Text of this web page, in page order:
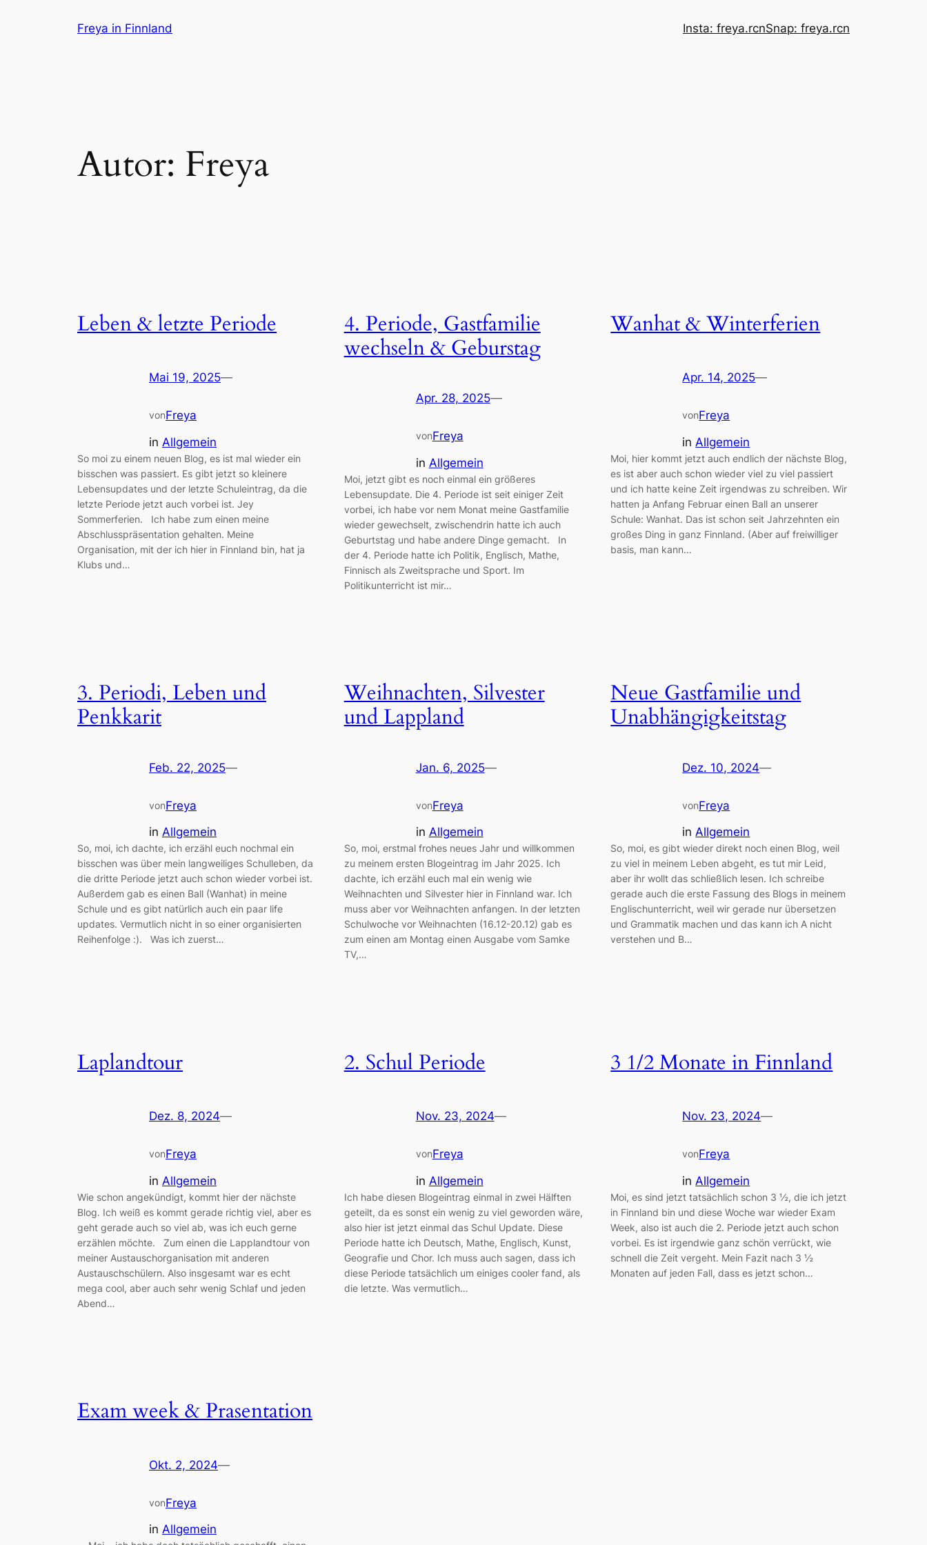
Freya in Finnland Insta: freya.rcnSnap: freya.rcn
Autor: Freya
Leben & letzte Periode
Mai 19, 2025—
vonFreya
in Allgemein
So moi zu einem neuen Blog, es ist mal wieder ein
bisschen was passiert. Es gibt jetzt so kleinere
Lebensupdates und der letzte Schuleintrag, da die
letzte Periode jetzt auch vorbei ist. Jey
Sommerferien. Ich habe zum einen meine
Abschlusspräsentation gehalten. Meine
Organisation, mit der ich hier in Finnland bin, hat ja
Klubs und…
4. Periode, Gastfamilie
wechseln & Geburstag
Apr. 28, 2025—
vonFreya
in Allgemein
Moi, jetzt gibt es noch einmal ein größeres
Lebensupdate. Die 4. Periode ist seit einiger Zeit
vorbei, ich habe vor nem Monat meine Gastfamilie
wieder gewechselt, zwischendrin hatte ich auch
Geburtstag und habe andere Dinge gemacht. In
der 4. Periode hatte ich Politik, Englisch, Mathe,
Finnisch als Zweitsprache und Sport. Im
Politikunterricht ist mir…
Wanhat & Winterferien
Apr. 14, 2025—
vonFreya
in Allgemein
Moi, hier kommt jetzt auch endlich der nächste Blog,
es ist aber auch schon wieder viel zu viel passiert
und ich hatte keine Zeit irgendwas zu schreiben. Wir
hatten ja Anfang Februar einen Ball an unserer
Schule: Wanhat. Das ist schon seit Jahrzehnten ein
großes Ding in ganz Finnland. (Aber auf freiwilliger
basis, man kann…
3. Periodi, Leben und
Penkkarit
Feb. 22, 2025—
vonFreya
in Allgemein
So, moi, ich dachte, ich erzähl euch nochmal ein
bisschen was über mein langweiliges Schulleben, da
die dritte Periode jetzt auch schon wieder vorbei ist.
Außerdem gab es einen Ball (Wanhat) in meine
Schule und es gibt natürlich auch ein paar life
updates. Vermutlich nicht in so einer organisierten
Reihenfolge :). Was ich zuerst…
Weihnachten, Silvester
und Lappland
Jan. 6, 2025—
vonFreya
in Allgemein
So, moi, erstmal frohes neues Jahr und willkommen
zu meinem ersten Blogeintrag im Jahr 2025. Ich
dachte, ich erzähl euch mal ein wenig wie
Weihnachten und Silvester hier in Finnland war. Ich
muss aber vor Weihnachten anfangen. In der letzten
Schulwoche vor Weihnachten (16.12-20.12) gab es
zum einen am Montag einen Ausgabe vom Samke
TV,…
Neue Gastfamilie und
Unabhängigkeitstag
Dez. 10, 2024—
vonFreya
inAllgemein
So, moi, es gibt wieder direkt noch einen Blog, weil
zu viel in meinem Leben abgeht, es tut mir Leid,
aber ihr wollt das schließlich lesen. Ich schreibe
gerade auch die erste Fassung des Blogs in meinem
Englischunterricht, weil wir gerade nur übersetzen
und Grammatik machen und das kann ich A nicht
verstehen und B…
Laplandtour
Dez. 8, 2024—
vonFreya
in Allgemein
Wie schon angekündigt, kommt hier der nächste
Blog. Ich weiß es kommt gerade richtig viel, aber es
geht gerade auch so viel ab, was ich euch gerne
erzählen möchte. Zum einen die Lapplandtour von
meiner Austauschorganisation mit anderen
Austauschschülern. Also insgesamt war es echt
mega cool, aber auch sehr wenig Schlaf und jeden
Abend…
2. Schul Periode
Nov. 23, 2024—
vonFreya
in Allgemein
Ich habe diesen Blogeintrag einmal in zwei Hälften
geteilt, da es sonst ein wenig zu viel geworden wäre,
also hier ist jetzt einmal das Schul Update. Diese
Periode hatte ich Deutsch, Mathe, Englisch, Kunst,
Geografie und Chor. Ich muss auch sagen, dass ich
diese Periode tatsächlich um einiges cooler fand, als
die letzte. Was vermutlich…
3 1/2 Monate in Finnland
Nov. 23, 2024—
vonFreya
in Allgemein
Moi, es sind jetzt tatsächlich schon 3 ½, die ich jetzt
in Finnland bin und diese Woche war wieder Exam
Week, also ist auch die 2. Periode jetzt auch schon
vorbei. Es ist irgendwie ganz schön verrückt, wie
schnell die Zeit vergeht. Mein Fazit nach 3 ½
Monaten auf jeden Fall, dass es jetzt schon…
Exam week & Prasentation
Okt. 2, 2024—
vonFreya
in Allgemein